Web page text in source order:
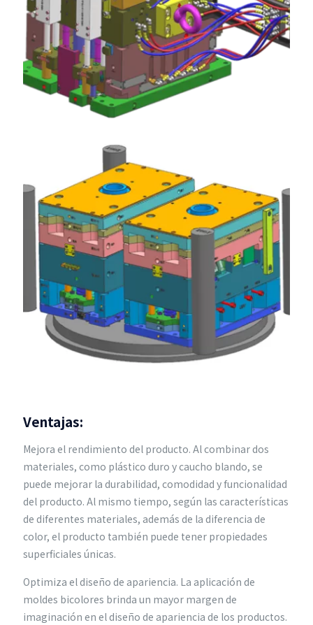
Ventajas:
Mejora el rendimiento del producto. Al combinar dos
materiales, como plástico duro y caucho blando, se
puede mejorar la durabilidad, comodidad y funcionalidad
del producto. Al mismo tiempo, según las características
de diferentes materiales, además de la diferencia de
color, el producto también puede tener propiedades
superficiales únicas.
Optimiza el diseño de apariencia. La aplicación de
moldes bicolores brinda un mayor margen de
imaginación en el diseño de apariencia de los productos.